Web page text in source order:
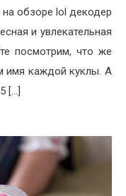
обзоре lol декодер
и увлекательная
посмотрим, что же
имя каждой куклы. А
[…]